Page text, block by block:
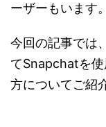
ーザーもいます。
今回の記事では
てSnapchatを
方についてご紹